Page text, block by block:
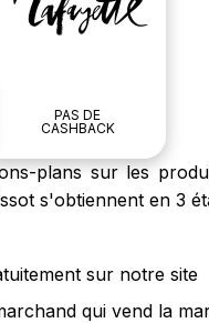
PAS DE
CASHBACK
plans sur les
s'obtiennent en 3
sur notre site
qui vend la